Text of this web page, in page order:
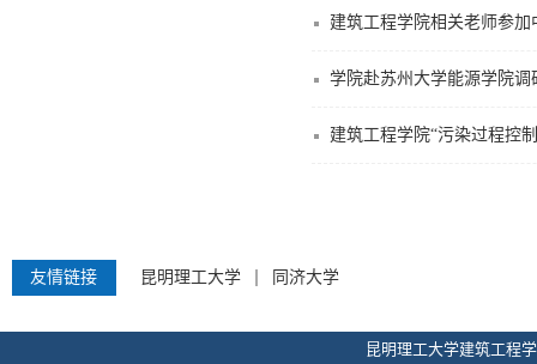
建筑工程学院相关老师参
学院赴苏州大学能源学院
建筑工程学院“污染过程控
友情链接 昆明理工大学 同济大学
昆明理工大学建筑工程